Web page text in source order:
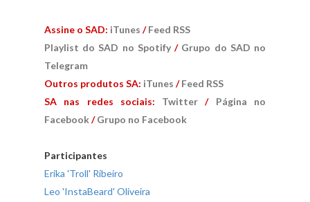
Assine o SAD: iTunes /Feed RSS
Playlist do SAD no Spotify / Grupo do SAD no
Telegram
Outros produtos SA: iTunes /Feed RSS
SA nas redes sociais: Twitter / Página no
Facebook/Grupo no Facebook
Participantes
Erika 'Troll' Ribeiro
Leo 'InstaBeard' Oliveira